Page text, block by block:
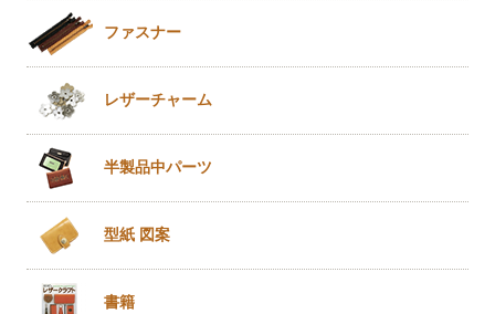
ファスナー
レザーチャーム
半製品中パーツ
型紙 図案
書籍